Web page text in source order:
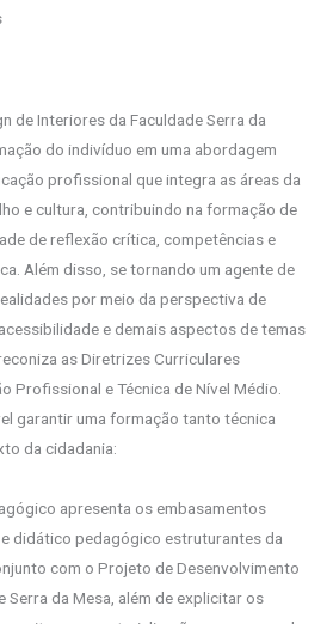
de Interiores da Faculdade Serra da
do indivíduo em uma abordagem
profissional que integra as áreas da
e cultura, contribuindo na formação de
de reflexão crítica, competências e
Além disso, se tornando um agente de
por meio da perspectiva de
e demais aspectos de temas
as Diretrizes Curriculares
Profissional e Técnica de Nível Médio.
garantir uma formação tanto técnica
da cidadania:
apresenta os embasamentos
didático pedagógico estruturantes da
com o Projeto de Desenvolvimento
Serra da Mesa, além de explicitar os